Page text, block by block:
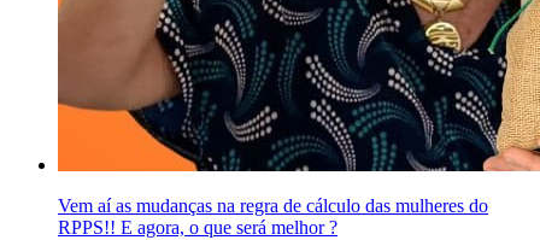
Vem aí as mudanças na regra de cálculo das mulheres do
RPPS!! E agora, o que será melhor ?